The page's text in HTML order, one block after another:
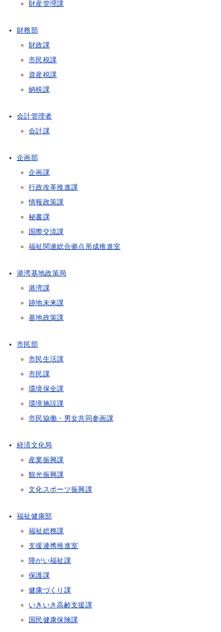
財産管理課
財務部
財政課
市民税課
資産税課
納税課
会計管理者
会計課
企画部
企画課
行政改革推進課
情報政策課
秘書課
国際交流課
福祉関連総合拠点形成推進室
港湾基地政策局
港湾課
跡地未来課
基地政策課
市民部
市民生活課
市民課
環境保全課
環境施設課
市民協働・男女共同参画課
経済文化局
産業振興課
観光振興課
文化スポーツ振興課
福祉健康部
福祉総務課
支援連携推進室
障がい福祉課
保護課
健康づくり課
いきいき高齢支援課
国民健康保険課